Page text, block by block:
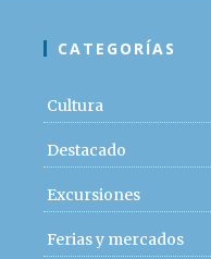
CATEGORÍAS
Cultura
Destacado
Excursiones
Ferias y mercados